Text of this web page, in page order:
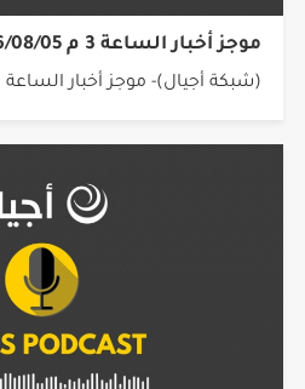
موجز أخبار الساعة 3 م 2026/08/05
(شبكة أجيال)- موجز أخبار الساعة 3 م 2026/08/05